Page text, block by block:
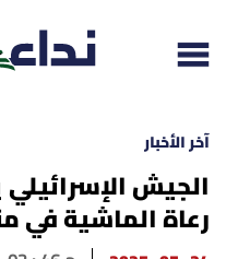
إقرأ الجريدة
آخر الأخبار
الجيش
رعاة الماشية في